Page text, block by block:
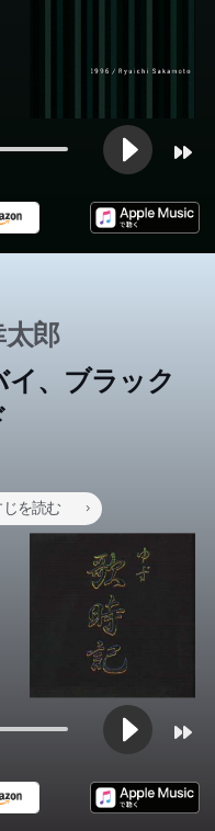
郎
イ、ブラック
を読む